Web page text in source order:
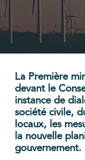
La Première
devant le
instance de
société civile,
locaux, les
la nouvelle
gouvernement.